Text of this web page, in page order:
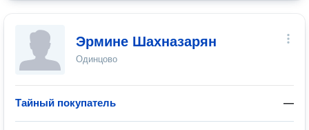
Эрмине Шахназарян
Одинцово
Тайный покупатель —